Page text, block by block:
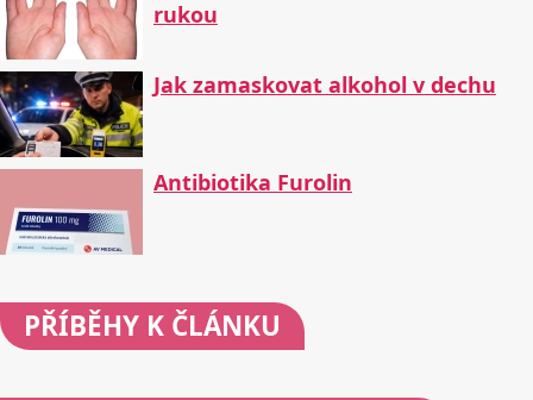
rukou
Jak zamaskovat alkohol v dechu
Antibiotika Furolin
PŘÍBĚHY K ČLÁNKU